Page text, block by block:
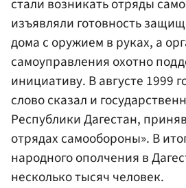
стали возникать отряды
изъявляли готовность
дома с оружием в руках, а
самоуправления охотно
инициативу. В августе 1999
слово сказал и
Республики Дагестан,
отрядах самообороны». В
народного ополчения в
несколько тысяч человек.